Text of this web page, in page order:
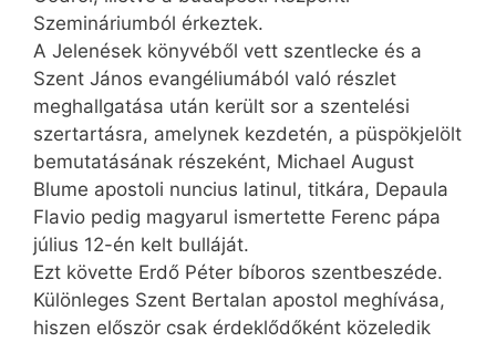
Szemináriumból érkeztek.
A Jelenések könyvéből vett szentlecke és a
Szent János evangéliumából való részlet
meghallgatása után került sor a szentelési
szertartásra, amelynek kezdetén, a püspökjelölt
bemutatásának részeként, Michael August
Blume apostoli nuncius latinul, titkára, Depaula
Flavio pedig magyarul ismertette Ferenc pápa
július 12-én kelt bulláját.
Ezt követte Erdő Péter bíboros szentbeszéde.
Különleges Szent Bertalan apostol meghívása,
hiszen először csak érdeklődőként közeledik